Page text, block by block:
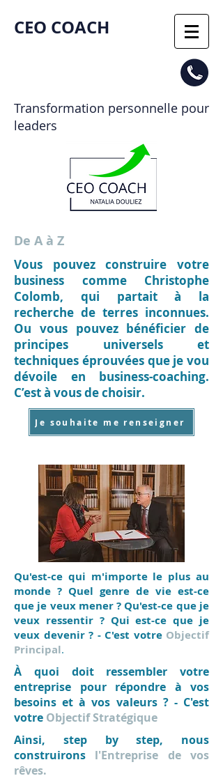
CEO COACH​
Transformation personnelle pour
leaders
De A à Z
Vous pouvez construire votre
business comme Christophe
Colomb, qui partait à la
recherche de terres inconnues.
Ou vous pouvez bénéficier de
principes universels et
techniques éprouvées que je vou
dévoile en business-coaching.
C’est à vous de choisir.
Je souhaite me renseigner
Qu'est-ce qui m'importe le plus au
monde ? Quel genre de vie est-ce
que je veux mener ? Qu'est-ce que je
veux ressentir ? Qui est-ce que je
veux devenir ? - C'est votre Objectif
Principal.
À quoi doit ressembler votre
entreprise pour répondre à vos
besoins et à vos valeurs ? - C'est
votre Objectif Stratégique
Ainsi, step by step, nous
construirons l'Entreprise de vos
rêves.